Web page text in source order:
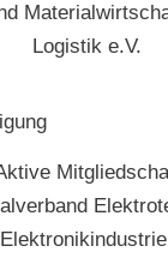
Logistik e.V.